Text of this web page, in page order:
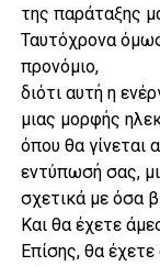
της παράταξης
Ταυτόχρονα
προνόμιο,
διότι αυτή η
μιας μορφής
όπου θα γίνεται
εντύπωσή σας,
σχετικά με όσα
Και θα έχετε
Επίσης, θα έχετε